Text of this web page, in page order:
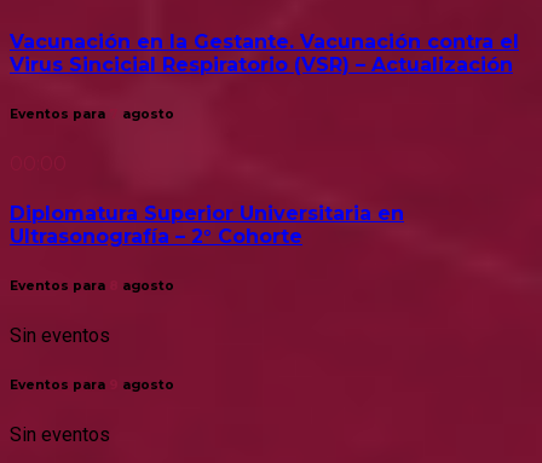
Vacunación en la Gestante. Vacunación contra el
Virus Sincicial Respiratorio (VSR) – Actualización
Eventos para agosto
Diplomatura Superior Universitaria en
Ultrasonografía – 2° Cohorte
Eventos para agosto
Sin eventos
Eventos para agosto
Sin eventos